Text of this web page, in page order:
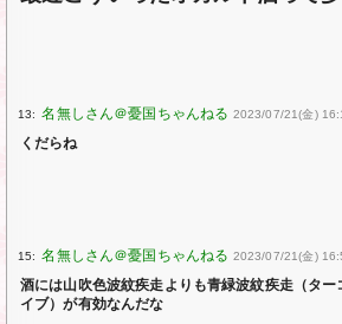
13: 2023/07/21(金)
くだらね
15: 2023/07/21(金)
酒には山吹色波紋疾走よりも青緑波紋疾走（タ
イブ）が有効なんだな